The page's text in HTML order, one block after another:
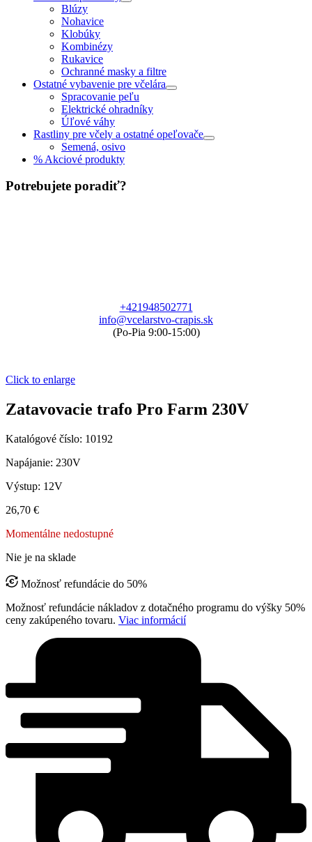
Blúzy
Nohavice
Klobúky
Kombinézy
Rukavice
Ochranné masky a filtre
Ostatné vybavenie pre včelára
Spracovanie peľu
Elektrické ohradníky
Úľové váhy
Rastliny pre včely a ostatné opeľovače
Semená, osivo
% Akciové produkty
Potrebujete poradiť?
+421948502771
info@vcelarstvo-crapis.sk
(Po-Pia 9:00-15:00)
Click to enlarge
Zatavovacie trafo Pro Farm 230V
Katalógové číslo: 10192
Napájanie: 230V
Výstup: 12V
26,70 €
Momentálne nedostupné
Nie je na sklade
Možnosť refundácie do 50%
Možnosť refundácie nákladov z dotačného programu do výšky 50%
ceny zakúpeného tovaru. Viac informácií